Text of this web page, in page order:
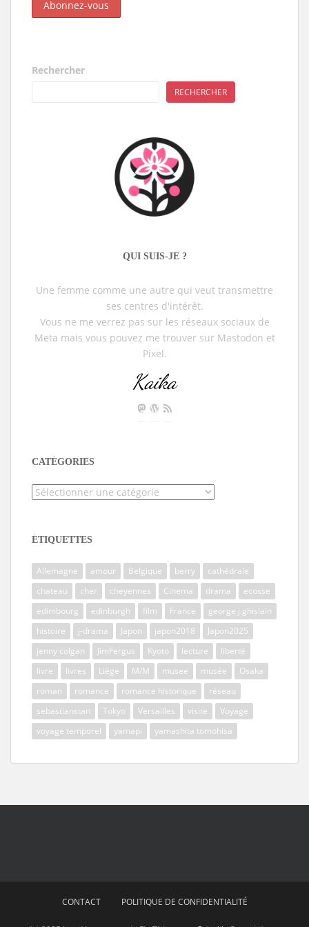
Rechercher
RECHERCHER
QUI SUIS-JE ?
Une femme comme une autre qui veut transmettre
ses centres d'intérêt.
Vous ne me verrez pas sur les réseaux sociaux de
Meta mais vous pouvez me trouver sur Mastodon et
Pixel.
Kaika
CATÉGORIES
Catégories
ÉTIQUETTES
Allemagne amour Belgique berry
cathédrale
chateau
cher cheyennes Cinema drama
ecosse
edimbourg
edinburgh film France
george j.ghislain
histoire
j-drama Japon japon2018
Japon2025
jenny colgan
JimFergus Kyoto lecture
liberté
livre
livres Liège M/M musee musée
Osaka
roman
romance romance historique
réseau
sebastianstan
Tokyo Versailles visite
Voyage
voyage temporel
yamapi yamashita tomohisa
CONTACT POLITIQUE DE CONFIDENTIALITÉ